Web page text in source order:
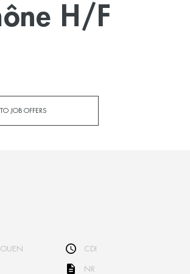
H/F
JOB OFFERS
CDI
NR